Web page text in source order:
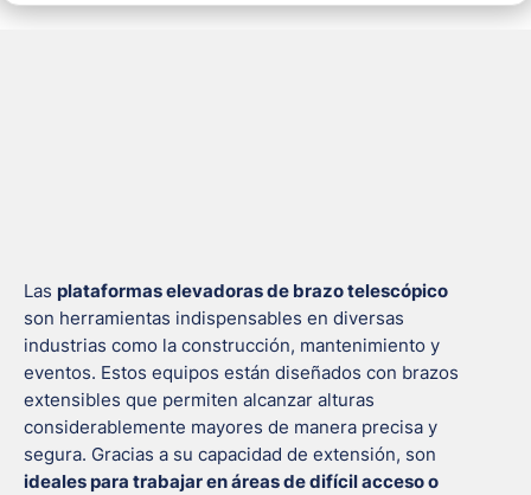
Las plataformas elevadoras de brazo telescópico
son herramientas indispensables en diversas
industrias como la construcción, mantenimiento y
eventos. Estos equipos están diseñados con brazos
extensibles que permiten alcanzar alturas
considerablemente mayores de manera precisa y
segura. Gracias a su capacidad de extensión, son
ideales para trabajar en áreas de difícil acceso o